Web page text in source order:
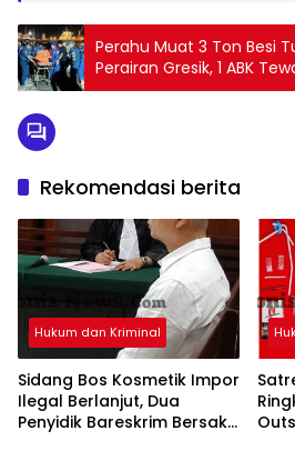
Perahu Muat 3 Ton Besi
Perairan Gresik, 1 ABK
Diburu Tim SAR
Rekomendasi berita
Hukum dan Kriminal
Sidang Bos Kosmetik Impor
Ilegal Berlanjut, Dua
Penyidik Bareskrim Bersaksi